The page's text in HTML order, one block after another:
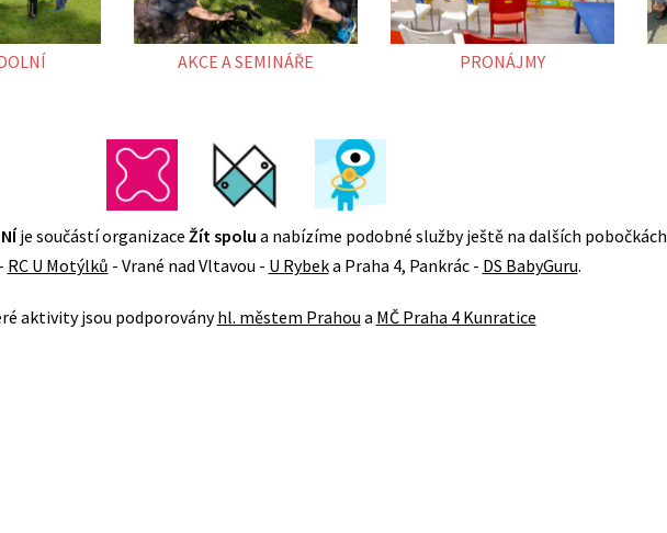
AKCE A SEMINÁŘE PRONÁJMY
je součástí organizace Žít spolu a nabízíme podobné služby ještě na dalších pobočkách
RC U Motýlků - Vrané nad Vltavou - U Rybeka Praha 4, Pankrác - DS BabyGuru.
aktivity jsou podporoványhl. městem Prahou a MČ Praha 4 Kunratice